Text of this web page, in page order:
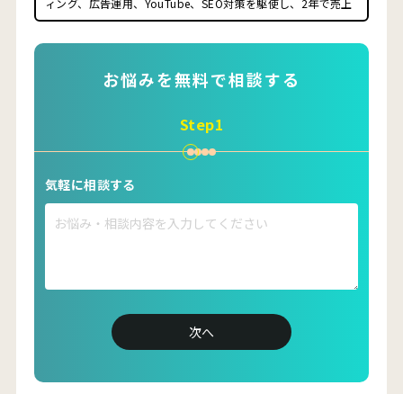
1億円強かつ利益率40%強の会社へとグロースさせ、株式譲
させる(現在3万人越え)。IT業界だけでなく実店舗経営の知見
を活かし、クライアント様の課題の本質を捉えて、「結果が出
運用をお任せ頂き、サイトだけでなく「事業規模の拡大を目指
2014年 東京薬科大学大学院終了
2016年 ファングロウス株式会社 創業
2019年 一般社団法人スーパースカルプ発毛協会（FC本部）
2021年クーミル株式会社 創業
コンテンツマーケティング
お悩みを無料で相談する
Step1
気軽に相談する
次へ